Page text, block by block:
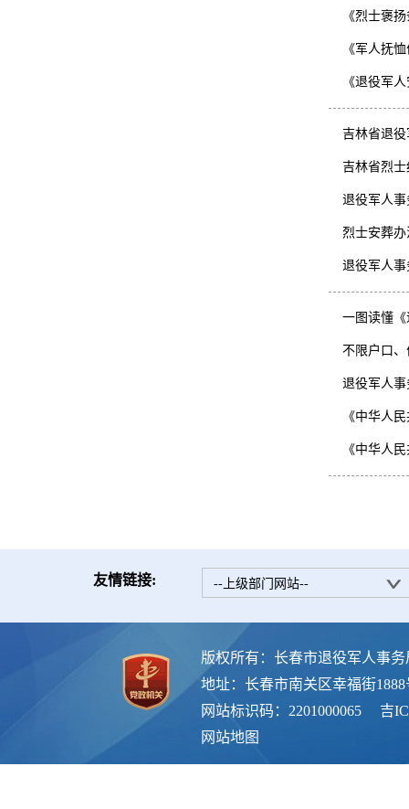
《烈士褒
《军人抚
《退役军
吉林省退
吉林省烈
退役军人
烈士安葬办
退役军人
一图读懂
不限户口
退役军人
《中华人
《中华人
友情链接: --上级部门网站--
版权所有：长春市退役军人事务
地址：长春市南关区幸福街
网站标识码：2201000065
吉
网站地图